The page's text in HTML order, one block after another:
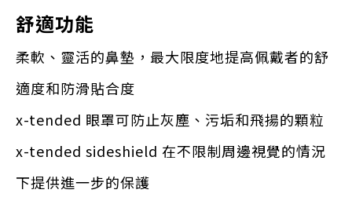
舒適功能
柔軟、靈活的鼻墊，最大限度地提高佩戴者的舒
適度和防滑貼合度
x-tended 眼罩可防止灰塵、污垢和飛揚的顆粒
x-tended sideshield 在不限制周邊視覺的情況
下提供進一步的保護